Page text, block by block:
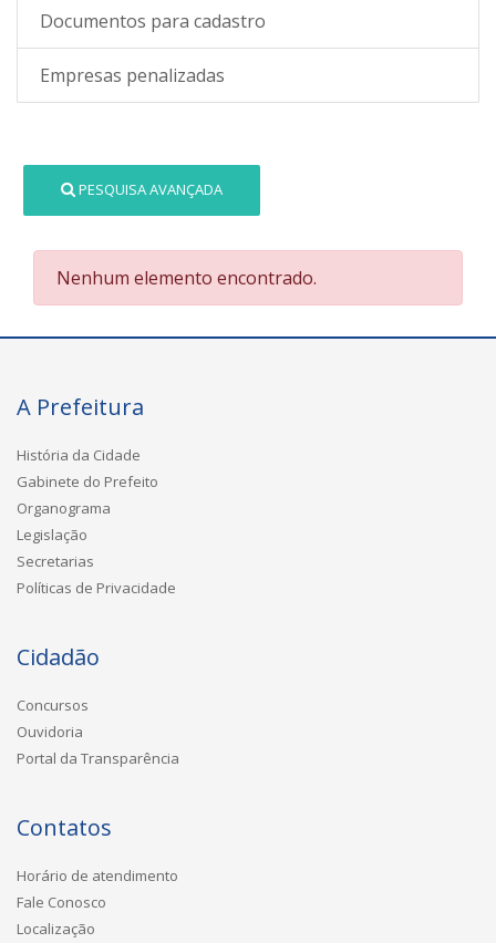
Documentos para cadastro
Empresas penalizadas
PESQUISA AVANÇADA
Nenhum elemento encontrado.
A Prefeitura
História da Cidade
Gabinete do Prefeito
Organograma
Legislação
Secretarias
Políticas de Privacidade
Cidadão
Concursos
Ouvidoria
Portal da Transparência
Contatos
Horário de atendimento
Fale Conosco
Localização